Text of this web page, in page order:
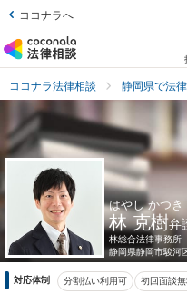
ココナラへ
ココナラ法律相談 静岡県で法
はやし かつき
林 克樹弁
林総合法律事務所
静岡県静岡市駿河
対応体制 分割払い利用可 初回面談